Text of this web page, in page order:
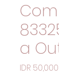
a
IDR 50,000